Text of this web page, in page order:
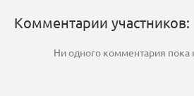
Комментарии участников:
Ни одного комментария пока